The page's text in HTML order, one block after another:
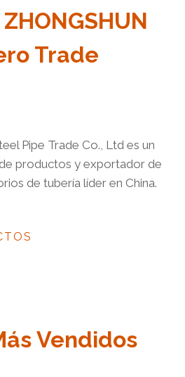
Trade
Pipe Trade Co., Ltd es un
productos y exportador de
de tubería líder en China.
Vendidos